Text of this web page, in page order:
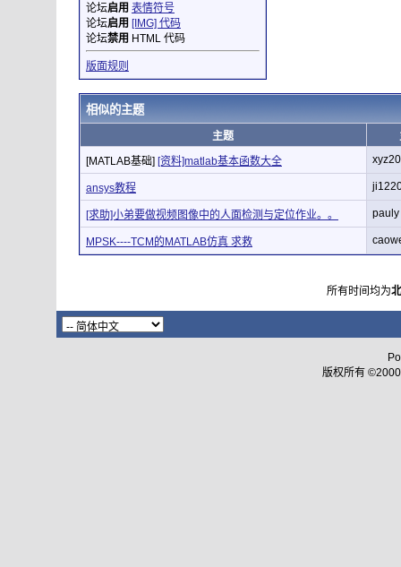
论坛启用 表情符号
论坛启用 [IMG] 代码
论坛禁用 HTML 代码
版面规则
相似的主题
主题
[MATLAB基础] [资料]matlab基本函数大全
ansys教程
[求助]小弟要做视频图像中的人面检测与定位作业。。 pauly
MPSK----TCM的MATLAB仿真 求救
所有时间均为
版权所有